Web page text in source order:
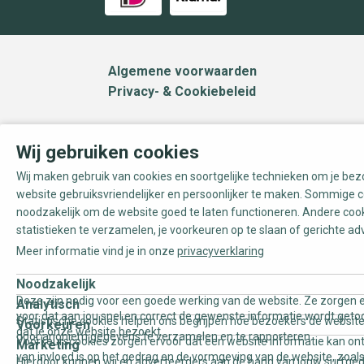
Algemene voorwaarden
Privacy- & Cookiebeleid
Wij gebruiken cookies
Wij maken gebruik van cookies en soortgelijke technieken om je
website gebruiksvriendelijker en persoonlijker te maken. Sommige
noodzakelijk om de website goed te laten functioneren. Andere
statistieken te verzamelen, je voorkeuren op te slaan of gerichte
Meer informatie vind je in onze privacyverklaring
Noodzakelijk
Deze zijn nodig voor een goede werking van de website. Ze zorgen
voor dat aan jou snel en correct de gewenste informatie wordt
dat je onze website bezoekt.
Analytisch
Statistische cookies helpen ons begrijpen hoe bezoekers de
door anoniem gegevens te verzamelen en te rapporteren.
Voorkeuren
Voorkeurscookies zorgen ervoor dat een website informatie kan
van invloed is op het gedrag en de vormgeving van de website,
Marketing